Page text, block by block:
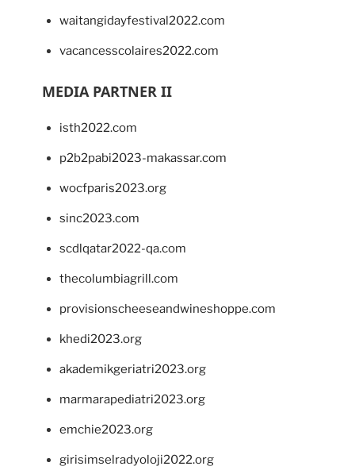
waitangidayfestival2022.com
vacancesscolaires2022.com
MEDIA PARTNER II
isth2022.com
p2b2pabi2023-makassar.com
wocfparis2023.org
sinc2023.com
scdlqatar2022-qa.com
thecolumbiagrill.com
provisionscheeseandwineshoppe.com
khedi2023.org
akademikgeriatri2023.org
marmarapediatri2023.org
emchie2023.org
girisimselradyoloji2022.org